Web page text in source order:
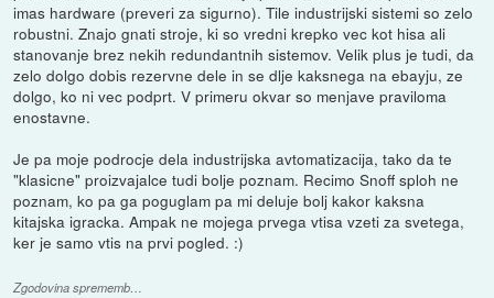
imas hardware (preveri za sigurno). Tile industrijski sistemi so zelo
robustni. Znajo gnati stroje, ki so vredni krepko vec kot hisa ali
stanovanje brez nekih redundantnih sistemov. Velik plus je tudi, da
zelo dolgo dobis rezervne dele in se dlje kaksnega na ebayju, ze
dolgo, ko ni vec podprt. V primeru okvar so menjave praviloma
enostavne.
Je pa moje podrocje dela industrijska avtomatizacija, tako da te
"klasicne" proizvajalce tudi bolje poznam. Recimo Snoff sploh ne
poznam, ko pa ga poguglam pa mi deluje bolj kakor kaksna
kitajska igracka. Ampak ne mojega prvega vtisa vzeti za svetega,
ker je samo vtis na prvi pogled. :)
Zgodovina sprememb…